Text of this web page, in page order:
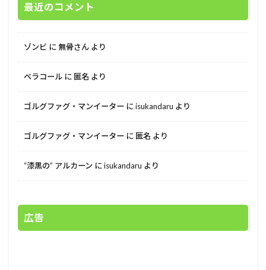
最近のコメント
ゾンビ に 無骨さん より
ベラコール に 匿名 より
ゴルグファグ・マンイーター にisukandaru より
ゴルグファグ・マンイーター に 匿名 より
“漆黒の” アルカーン にisukandaru より
広告